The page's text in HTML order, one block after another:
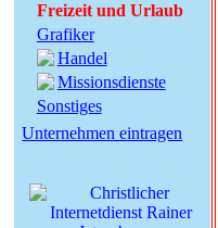
Freizeit und Urlaub
Grafiker
Handel
Missionsdienste
Sonstiges
Unternehmen eintragen